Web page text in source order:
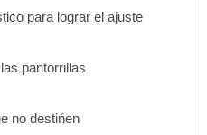
para lograr el ajuste
pantorrillas
no destińen